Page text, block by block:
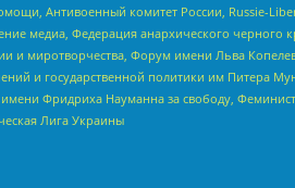
Антивоенный комитет России, Russie-
медиа, Федерация анархического черного
миротворчества, Форум имени Льва
и государственной политики им Питера
Фридриха Науманна за свободу,
Лига Украины